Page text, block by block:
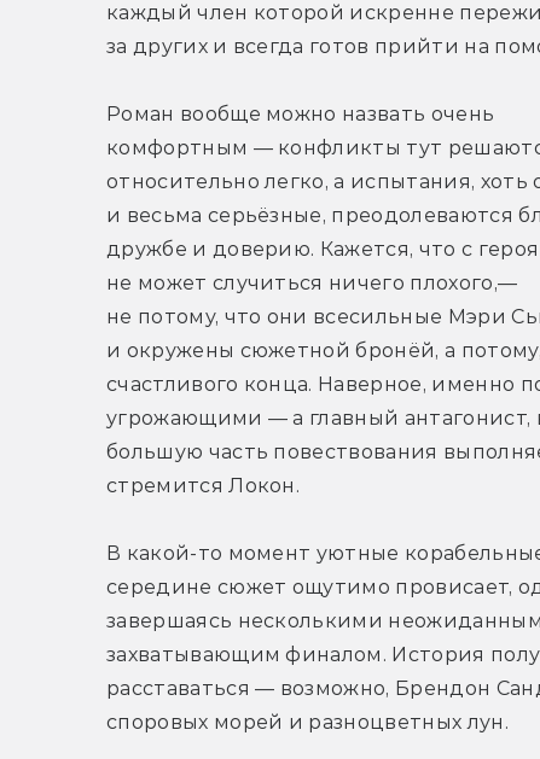
каждый член которой искренне
за других и всегда готов прийти на
Роман вообще можно назвать очень
комфортным — конфликты тут
относительно легко, а испытания, хоть
и весьма серьёзные, преодолеваются
дружбе и доверию. Кажется, что с
не может случиться ничего плохого,—
не потому, что они всесильные Мэри
и окружены сюжетной бронёй, а
счастливого конца. Наверное, именно
угрожающими — а главный антагонист,
большую часть повествования
стремится Локон.
В какой-то момент уютные
середине сюжет ощутимо провисает,
завершаясь несколькими
захватывающим финалом. История
расставаться — возможно, Брендон
споровых морей и разноцветных лун.